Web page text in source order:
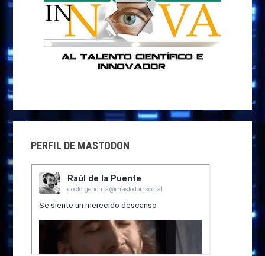
PERFIL DE MASTODON